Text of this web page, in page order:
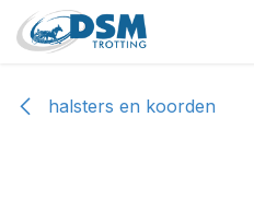
Overslaan naar inhoud
halsters en koorden